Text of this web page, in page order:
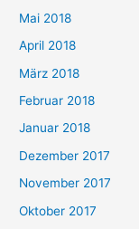
Mai 2018
April 2018
März 2018
Februar 2018
Januar 2018
Dezember 2017
November 2017
Oktober 2017